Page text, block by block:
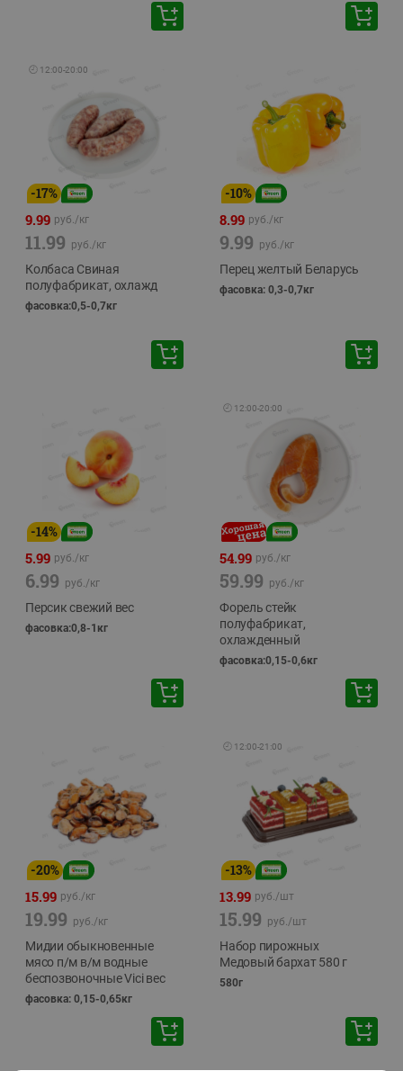
🕘 12:00-20:00
-17%
9.99 руб./кг
11.99 руб./кг
Колбаса Свиная
полуфабрикат, охлажд
фасовка:0,5-0,7кг
-10%
8.99 руб./кг
9.99 руб./кг
Перец желтый Беларусь
фасовка: 0,3-0,7кг
-14%
5.99 руб./кг
6.99 руб./кг
Персик свежий вес
фасовка:0,8-1кг
🕘 12:00-20:00
54.99 руб./кг
59.99 руб./кг
Форель стейк
полуфабрикат,
охлажденный
фасовка:0,15-0,6кг
-20%
15.99 руб./кг
19.99 руб./кг
Мидии обыкновенные
мясо п/м в/м водные
беспозвоночные Vici вес
фасовка: 0,15-0,65кг
🕘 12:00-21:00
-13%
13.99 руб./шт
15.99 руб./шт
Набор пирожных
Медовый бархат 580 г
580г